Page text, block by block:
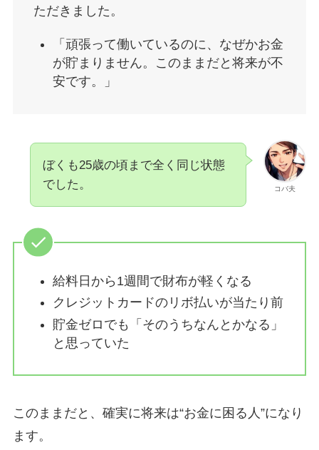
ただきました。
「頑張って働いているのに、なぜかお金
が貯まりません。このままだと将来が不
安です。」
コバ夫
ぼくも25歳の頃まで全く同じ状態
でした。
給料日から1週間で財布が軽くなる
クレジットカードのリボ払いが当たり前
貯金ゼロでも「そのうちなんとかなる」
と思っていた
このままだと、確実に将来は“お金に困る人”になり
ます。